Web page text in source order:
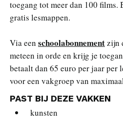
toegang tot meer dan 100 films.
gratis lesmappen.
Via een schoolabonnement zijn
meteen in orde en krijg je
betaalt dan 65 euro per jaar per
voor een vakgroep van
PAST BIJ DEZE VAKKEN
kunsten